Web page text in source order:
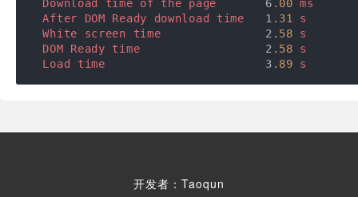
Download
time of the page
       6
.00 ms
After
DOM Ready download time
   1
.31
s
White
screen time
               2
.58
s
DOM
Ready time
                  2
.58
s
Load
time
                       3
.89 s
开发者：Taoqun